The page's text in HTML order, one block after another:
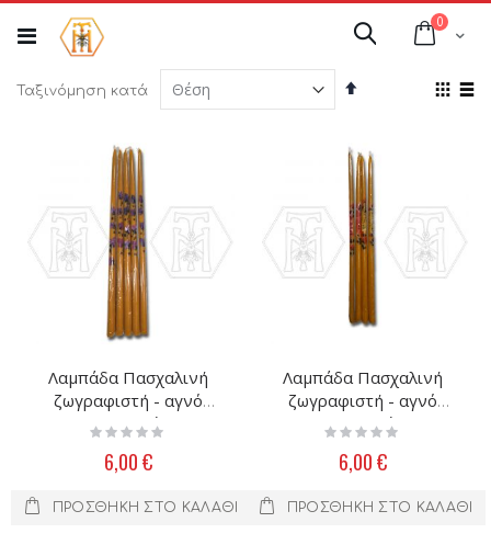
στο
περιεχόμενο
Cart
0
Αναζήτηση
Ταξινόμηση κατά
Φθίνουσα
Λαμπάδα Πασχαλινή
ζωγραφιστή - αγνό
μελισσοκέρι
Rating:
6,00 €
ΠΡΟΣΘΉΚΗ ΣΤΟ ΚΑΛΆΘΙ
Λαμπάδα Πασχαλινή
ζωγραφιστή - αγνό
μελισσοκέρι
Rating:
6,00 €
ΠΡΟΣΘΉΚΗ ΣΤΟ ΚΑΛΆΘΙ